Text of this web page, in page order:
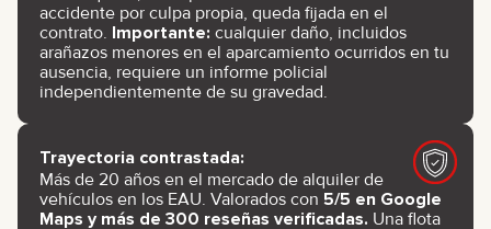
accidente por culpa propia, queda fijada en el
contrato. Importante: cualquier daño, incluidos
arañazos menores en el aparcamiento ocurridos en tu
ausencia, requiere un informe policial
independientemente de su gravedad.
Trayectoria contrastada:
Más de 20 años en el mercado de alquiler de
vehículos en los EAU. Valorados con 5/5 en Google
Maps y más de 300 reseñas verificadas. Una flota